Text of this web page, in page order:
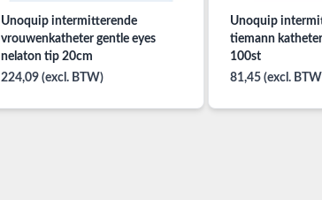
Unoquip intermitterende
vrouwenkatheter gentle eyes
nelaton tip 20cm
224,09 (excl. BTW)
Unoquip
tiemann
100st
81,45 (excl.